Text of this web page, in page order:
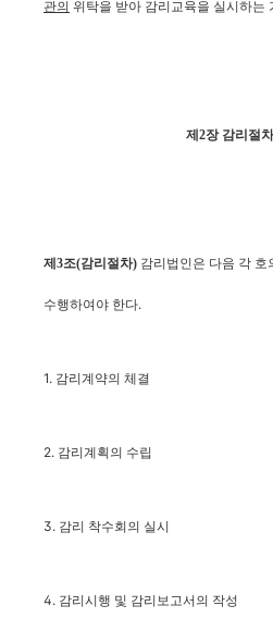
관의 위탁을 받아 감리교육을 실시하는
제2장 감리절
제3조(감리절차) 감리법인은 다음 각
수행하여야 한다.
1. 감리계약의 체결
2. 감리계획의 수립
3. 감리 착수회의 실시
4. 감리시행 및 감리보고서의 작성